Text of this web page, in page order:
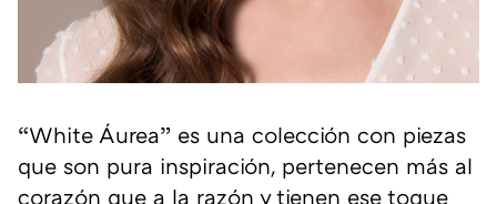
“White Áurea” es una colección con piezas
que son pura inspiración, pertenecen más al
corazón que a la razón y tienen ese toque